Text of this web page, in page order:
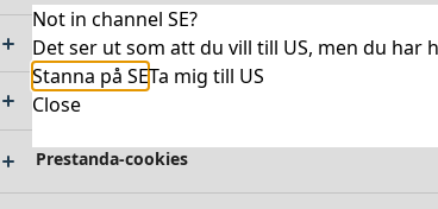
Not in channel SE?
Det ser ut som att du vill till US, men du har
Stanna på SETa mig till US
Close
Absolut nödvändiga cookies
Funktionella cookies
Prestanda-cookies